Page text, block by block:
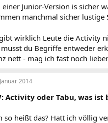
einer Junior-Version is sicher
manchmal sicher lustige
wirklich Leute die Activity
musst du Begriffe entweder
nett - mag ich fast noch
2014
Activity oder Tabu, was ist
so heißt das? Hatt ich völlig